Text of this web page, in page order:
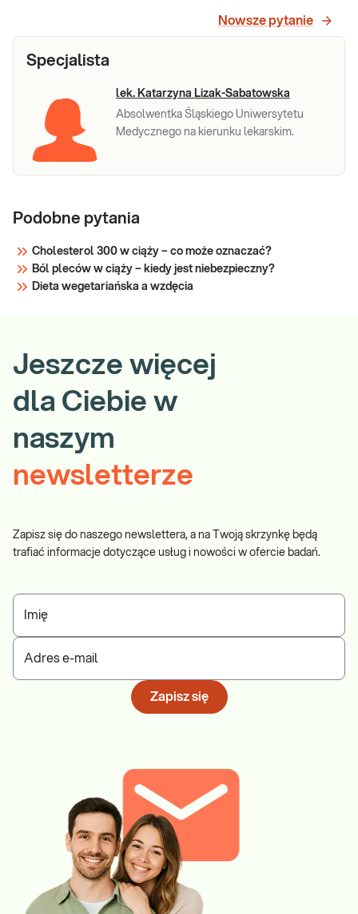
tkanki kostnej oraz w zatruciu witaminą D.
Nowsze pytanie
Specjalista
lek. Katarzyna Lizak-Sabatowska
Absolwentka Śląskiego Uniwersytetu
Medycznego na kierunku lekarskim.
Podobne pytania
Cholesterol 300 w ciąży – co może oznaczać?
Ból pleców w ciąży – kiedy jest niebezpieczny?
Dieta wegetariańska a wzdęcia
Jeszcze więcej
dla Ciebie w
naszym
newsletterze
Zapisz się do naszego newslettera, a na Twoją skrzynkę będą
trafiać informacje dotyczące usług i nowości w ofercie badań.
Imię
Adres e-mail
Zapisz się